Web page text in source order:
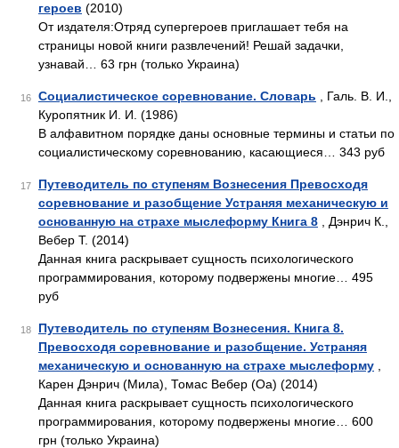
героев (2010)
От издателя:Отряд супергероев приглашает тебя на
страницы новой книги развлечений! Решай задачки,
узнавай… 63 грн (только Украина)
16 Социалистическое соревнование. Словарь , Галь. В. И.,
Куропятник И. И. (1986)
В алфавитном порядке даны основные термины и статьи по
социалистическому соревнованию, касающиеся… 343 руб
17
Путеводитель по ступеням Вознесения Превосходя
соревнование и разобщение Устраняя механическую и
основанную на страхе мыслеформу Книга 8 , Дэнрич К.,
Вебер Т. (2014)
Данная книга раскрывает сущность психологического
программирования, которому подвержены многие… 495
руб
18
Путеводитель по ступеням Вознесения. Книга 8.
Превосходя соревнование и разобщение. Устраняя
механическую и основанную на страхе мыслеформу
Карен Дэнрич (Мила), Томас Вебер (Оа) (2014)
Данная книга раскрывает сущность психологического
программирования, которому подвержены многие… 600
грн (только Украина)